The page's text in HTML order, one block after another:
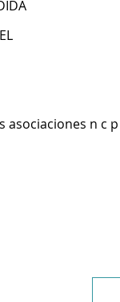
asociaciones n c p